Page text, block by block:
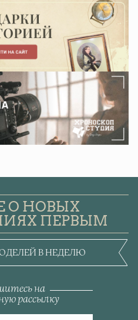
О НОВЫХ
ПЕРВЫМ
В НЕДЕЛЮ
на
рассылку